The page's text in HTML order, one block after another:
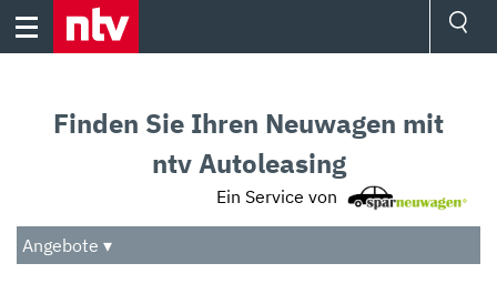
Skip
Audio
Das Beste
Finden Sie Ihren Neuwagen mit
ntv Autoleasing
Ein Service von
Angebote ▾